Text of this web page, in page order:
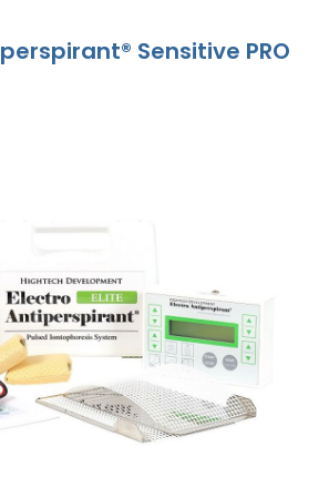
Sensitive PRO